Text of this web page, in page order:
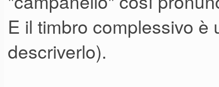
E il timbro complessivo
descriverlo).